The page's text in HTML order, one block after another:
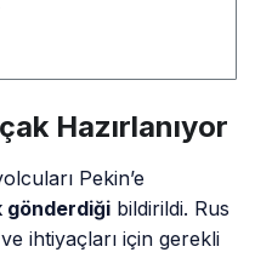
Hazırlanıyor
Pekin’e
gönderdiği bildirildi. Rus
ihtiyaçları için gerekli